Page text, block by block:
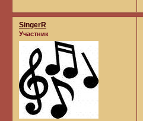
SingerR
Участник